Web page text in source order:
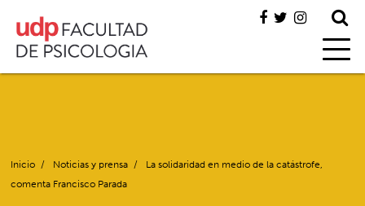
Inicio / Noticias y prensa /
La solidaridad en medio de la catástrofe,
comenta Francisco Parada